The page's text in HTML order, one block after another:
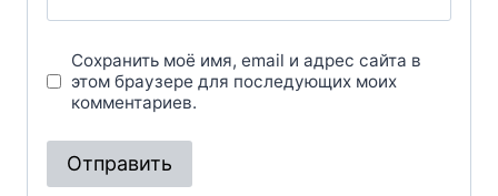
Сохранить моё имя, email и адрес сайта в
этом браузере для последующих моих
комментариев.